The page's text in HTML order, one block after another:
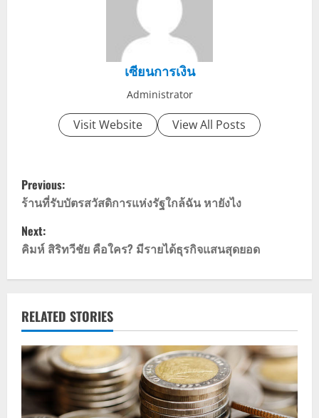
เซียนการเงิน
Administrator
Visit Website View All Posts
P
o
s
a
v
i
Previous:
ร้านที่รับบัตรสวัสดิการแห่งรัฐใกล้ฉัน หายังไง
Next:
คิมห์ สิริทวีชัย คือใคร? มีรายได้ธุรกิจแสนสุดยอด
RELATED STORIES